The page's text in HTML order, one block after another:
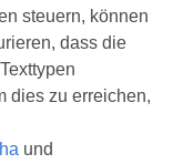
steuern, können
dass die
dies zu erreichen,
und